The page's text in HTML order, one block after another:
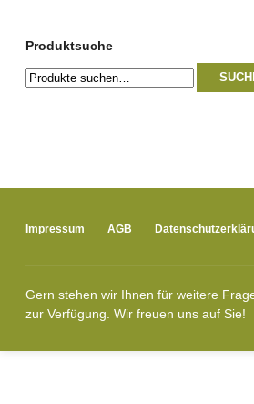
Produktsuche
Suche
nach:
Impressum AGB
Gern stehen wir Ihnen für weitere
zur Verfügung. Wir freuen uns auf Sie!